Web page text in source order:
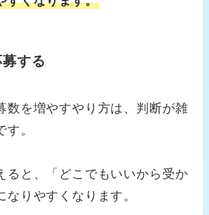
する
数を増やすやり方は、判断が雑
。
ると、「どこでもいいから受か
なりやすくなります。